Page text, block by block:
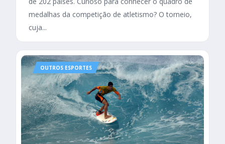
medalhas da competição de atletismo? O torneio,
cuja...
OUTROS ESPORTES